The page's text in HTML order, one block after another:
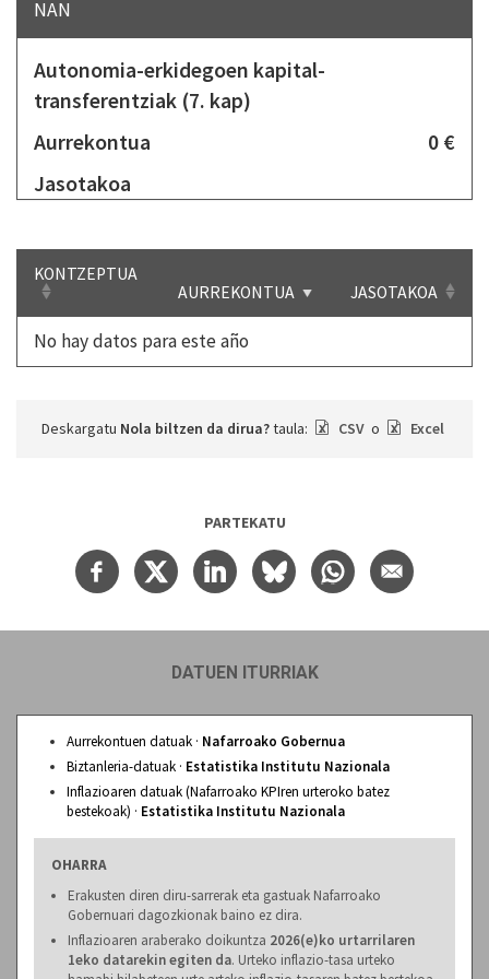
NAN
Autonomia-erkidegoen kapital-
transferentziak (7. kap)
Aurrekontua
0 €
Jasotakoa
KONTZEPTUA
AURREKONTUA
JASOTAKOA
No hay datos para este año
Deskargatu Nola biltzen da dirua?taula: CSV o Excel
PARTEKATU
DATUEN ITURRIAK
Aurrekontuen datuak · Nafarroako Gobernua
Biztanleria-datuak · Estatistika Institutu Nazionala
Inflazioaren datuak (Nafarroako KPIren urteroko batez
bestekoak) · Estatistika Institutu Nazionala
OHARRA
Erakusten diren diru-sarrerak eta gastuak Nafarroako
Gobernuari dagozkionak baino ez dira.
Inflazioaren araberako doikuntza 2026(e)ko urtarrilaren
1eko datarekin egiten da. Urteko inflazio-tasa urteko